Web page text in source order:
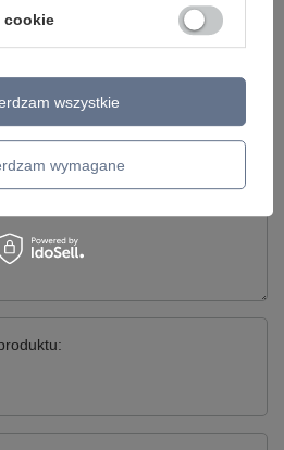
5/5
cookie
wymagane
wszystkie